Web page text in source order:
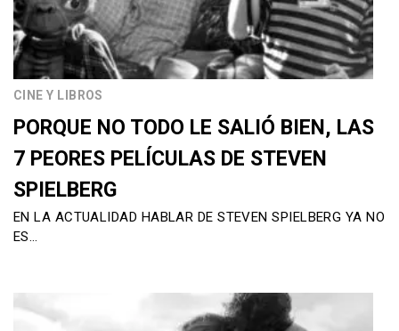
CINE Y LIBROS
PORQUE NO TODO LE SALIÓ BIEN, LAS
7 PEORES PELÍCULAS DE STEVEN
SPIELBERG
EN LA ACTUALIDAD HABLAR DE STEVEN SPIELBERG YA NO
ES…